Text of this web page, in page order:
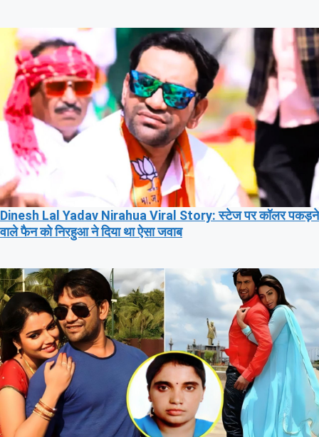
Dinesh Lal Yadav Nirahua Viral Story: स्टेज पर कॉलर पकड़ने
वाले फैन को निरहुआ ने दिया था ऐसा जवाब